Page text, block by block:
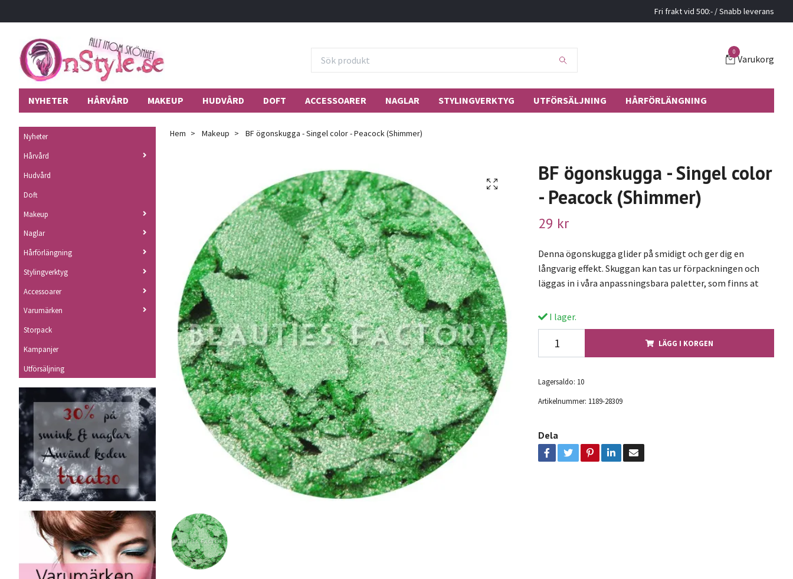
Fri frakt vid 500:- / Snabb leverans
0
Varukorg
NYHETER HÅRVÅRD MAKEUP HUDVÅRD DOFT ACCESSOARER NAGLAR STYLINGVERKTYG UTFÖRSÄLJNING HÅRFÖRLÄNGNING
Nyheter
Hårvård
Hudvård
Doft
Makeup
Naglar
Hårförlängning
Stylingverktyg
Accessoarer
Varumärken
Storpack
Kampanjer
Utförsäljning
Hem Makeup BF ögonskugga - Singel color - Peacock (Shimmer)
BF ögonskugga - Singel color
- Peacock (Shimmer)
29 kr
Denna ögonskugga glider på smidigt och ger dig en
långvarig effekt. Skuggan kan tas ur förpackningen och
läggas in i våra anpassningsbara paletter, som finns at
I lager.
LÄGG I KORGEN
Lagersaldo: 10
Artikelnummer: 1189-28309
Dela